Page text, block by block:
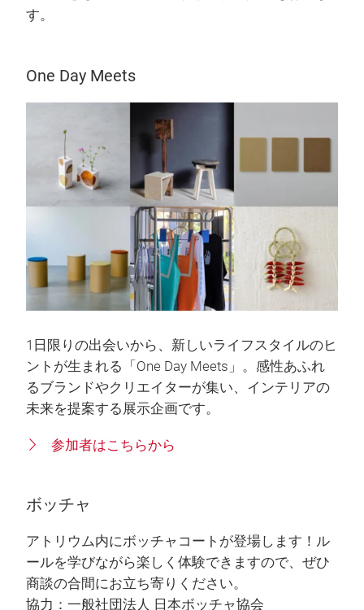
す。
One Day Meets
1日限りの出会いから、新しいライフスタイルのヒ
ントが生まれる「One Day Meets」。感性あふれ
るブランドやクリエイターが集い、インテリアの
未来を提案する展示企画です。
参加者はこちらから
ボッチャ
アトリウム内にボッチャコートが登場します！ル
ールを学びながら楽しく体験できますので、ぜひ
商談の合間にお立ち寄りください。
協力：一般社団法人 日本ボッチャ協会